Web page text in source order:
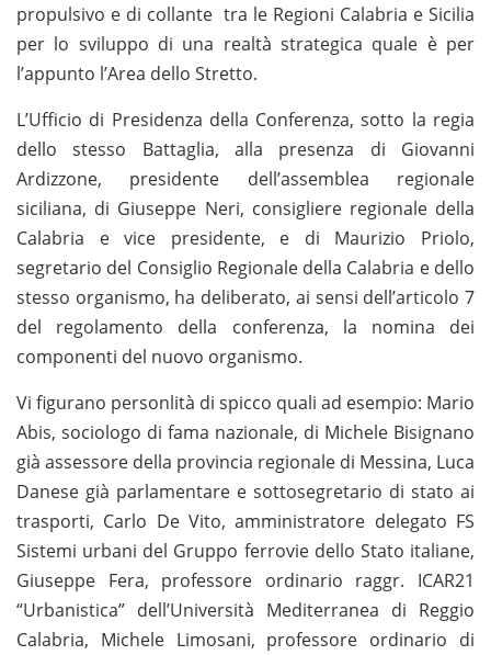
propulsivo e di collante tra le Regioni Calabria e Sicilia
per lo sviluppo di una realtà strategica quale è per
l’appunto l’Area dello Stretto.
L’Ufficio di Presidenza della Conferenza, sotto la regia
dello stesso Battaglia, alla presenza di Giovanni
Ardizzone, presidente dell’assemblea regionale
siciliana, di Giuseppe Neri, consigliere regionale della
Calabria e vice presidente, e di Maurizio Priolo,
segretario del Consiglio Regionale della Calabria e dello
stesso organismo, ha deliberato, ai sensi dell’articolo 7
del regolamento della conferenza, la nomina dei
componenti del nuovo organismo.
Vi figurano personlità di spicco quali ad esempio: Mario
Abis, sociologo di fama nazionale, di Michele Bisignano
già assessore della provincia regionale di Messina, Luca
Danese già parlamentare e sottosegretario di stato ai
trasporti, Carlo De Vito, amministratore delegato FS
Sistemi urbani del Gruppo ferrovie dello Stato italiane,
Giuseppe Fera, professore ordinario raggr. ICAR21
“Urbanistica” dell’Università Mediterranea di Reggio
Calabria, Michele Limosani, professore ordinario di